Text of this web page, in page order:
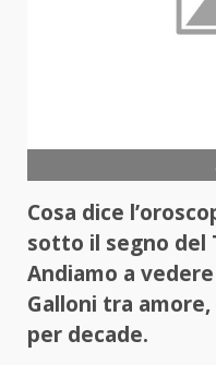
Cosa dice
sotto il segno del
Andiamo a
Galloni tra
per decade.